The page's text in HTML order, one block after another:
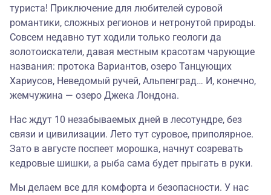
туриста! Приключение для любителей суровой
романтики, сложных регионов и нетронутой природы.
Совсем недавно тут ходили только геологи да
золотоискатели, давая местным красотам чарующие
названия: протока Вариантов, озеро Танцующих
Хариусов, Неведомый ручей, Альпенград… И, конечно,
жемчужина — озеро Джека Лондона.
Нас ждут 10 незабываемых дней в лесотундре, без
связи и цивилизации. Лето тут суровое, приполярное.
Зато в августе поспеет морошка, начнут созревать
кедровые шишки, а рыба сама будет прыгать в руки.
Мы делаем все для комфорта и безопасности. У нас